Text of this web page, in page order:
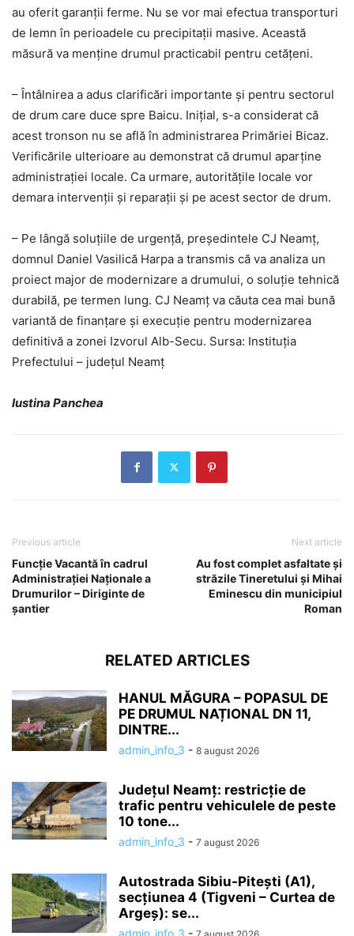
au oferit garanții ferme. Nu se vor mai efectua transporturi
de lemn în perioadele cu precipitații masive. Această
măsură va menține drumul practicabil pentru cetățeni.
– Întâlnirea a adus clarificări importante și pentru sectorul
de drum care duce spre Baicu. Inițial, s-a considerat că
acest tronson nu se află în administrarea Primăriei Bicaz.
Verificările ulterioare au demonstrat că drumul aparține
administrației locale. Ca urmare, autoritățile locale vor
demara intervenții și reparații și pe acest sector de drum.
– Pe lângă soluțiile de urgență, președintele CJ Neamț,
domnul Daniel Vasilică Harpa a transmis că va analiza un
proiect major de modernizare a drumului, o soluție tehnică
durabilă, pe termen lung. CJ Neamț va căuta cea mai bună
variantă de finanțare și execuție pentru modernizarea
definitivă a zonei Izvorul Alb-Secu. Sursa: Instituția
Prefectului – județul Neamț
Iustina Panchea
Previous article
Funcție Vacantă în cadrul
Administrației Naționale a
Drumurilor – Diriginte de
șantier
Next article
Au fost complet asfaltate și
străzile Tineretului și Mihai
Eminescu din municipiul
Roman
RELATED ARTICLES
HANUL MĂGURA – POPASUL DE
PE DRUMUL NAȚIONAL DN 11,
DINTRE...
admin_info_3 - 8 august 2026
Județul Neamț: restricție de
trafic pentru vehiculele de peste
10 tone...
admin_info_3 - 7 august 2026
Autostrada Sibiu-Pitești (A1),
secțiunea 4 (Tigveni – Curtea de
Argeș): se...
admin_info_3 -